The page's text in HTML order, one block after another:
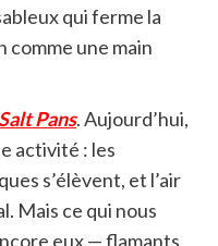
qui ferme la
comme une main
Pans. Aujourd’hui,
activité : les
s’élèvent, et l’air
Mais ce qui nous
eux — flamants,